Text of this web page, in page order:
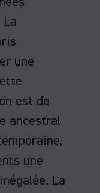
La
une
est de
ancestral
une
La